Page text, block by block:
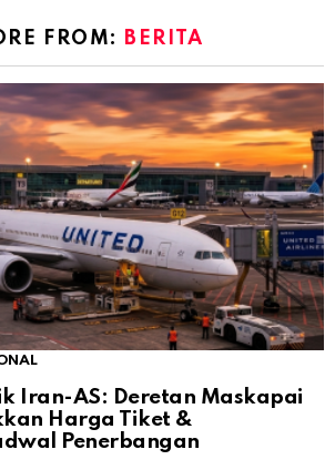
FROM: BERITA
Iran-AS: Deretan Maskapai
Harga Tiket &
Penerbangan